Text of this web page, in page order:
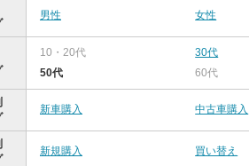
男性 女性
10・20代 30代
50代
60代
新車購入 中古車購入
新規購入 買い替え